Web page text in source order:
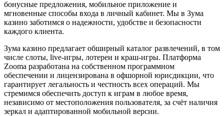
бонусные предложения, мобильное приложение и
мгновенные способы входа в личный кабинет. Мы в Зума
казино заботимся о надежности, удобстве и безопасности
каждого клиента.
Зума казино предлагает обширный каталог развлечений, в том
числе слоты, live-игры, лотереи и краш-игры. Платформа
Zooma разработана на собственном программном
обеспечении и лицензирована в офшорной юрисдикции, что
гарантирует легальность и честность всех операций. Мы
стремимся обеспечить доступ к играм в любое время,
независимо от местоположения пользователя, за счёт наличия
зеркал и адаптированной мобильной версии.